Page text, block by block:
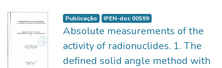
Publicação IPEN-doc 00599
Absolute measurements of the
activity of radionuclides. 1. The
defined solid angle method with